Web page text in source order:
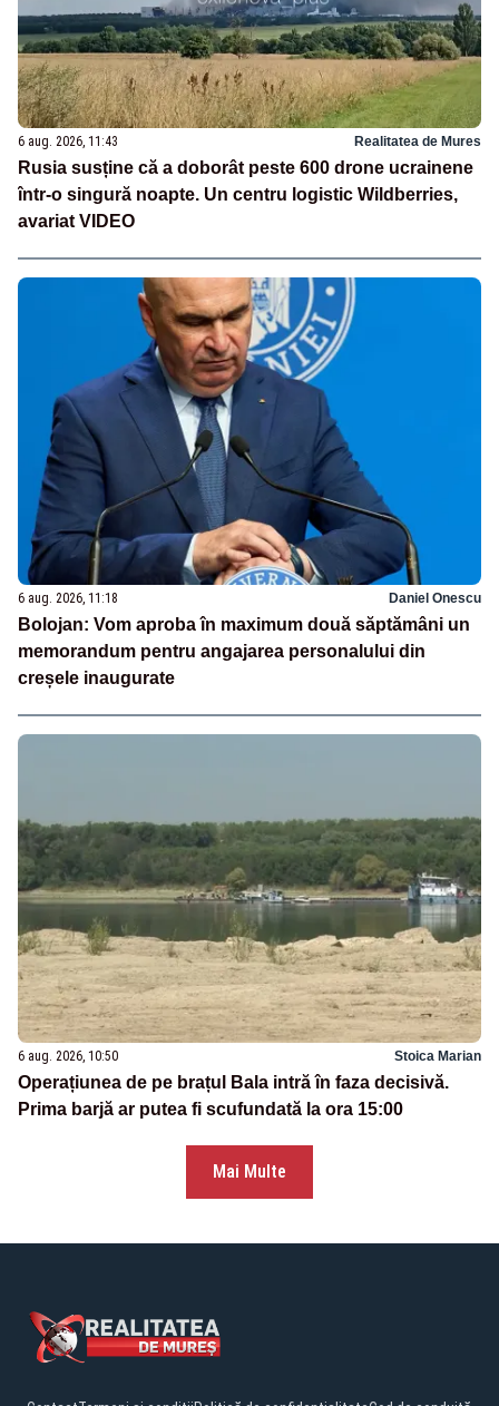
6 aug. 2026, 11:43 Realitatea de Mures
Rusia susține că a doborât peste 600 drone ucrainene
într-o singură noapte. Un centru logistic Wildberries,
avariat VIDEO
6 aug. 2026, 11:18 Daniel Onescu
Bolojan: Vom aproba în maximum două săptămâni un
memorandum pentru angajarea personalului din
creșele inaugurate
6 aug. 2026, 10:50 Stoica Marian
Operațiunea de pe brațul Bala intră în faza decisivă.
Prima barjă ar putea fi scufundată la ora 15:00
Mai Multe